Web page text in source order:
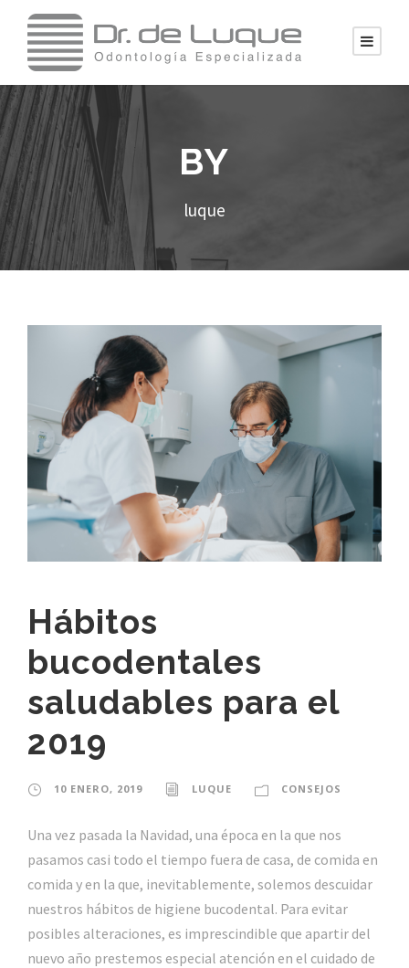
BY
luque
Hábitos
bucodentales
saludables para el
2019
10 ENERO, 2019 LUQUE CONSEJOS
Una vez pasada la Navidad, una época en la que nos
pasamos casi todo el tiempo fuera de casa, de comida en
comida y en la que, inevitablemente, solemos descuidar
nuestros hábitos de higiene bucodental. Para evitar
posibles alteraciones, es imprescindible que apartir del
nuevo año prestemos especial atención en el cuidado de